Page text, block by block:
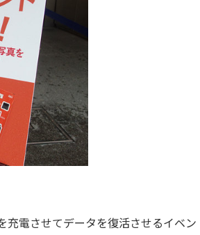
充電させてデータを復活させるイベン